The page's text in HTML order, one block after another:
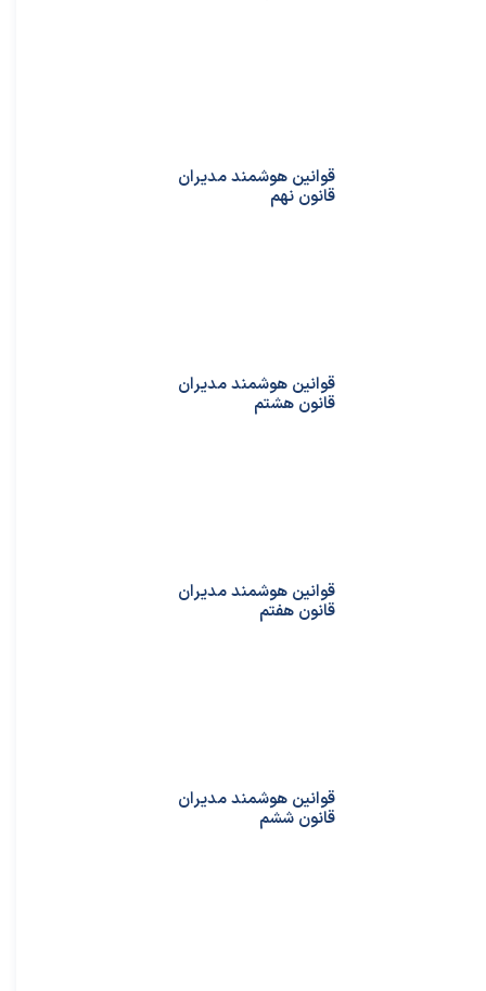
قوانین هوشمند مدیران
قانون نهم
قوانین هوشمند مدیران
قانون هشتم
قوانین هوشمند مدیران
قانون هفتم
قوانین هوشمند مدیران
قانون ششم